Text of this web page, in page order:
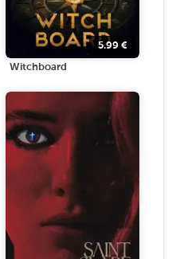
5.99 €
Witchboard